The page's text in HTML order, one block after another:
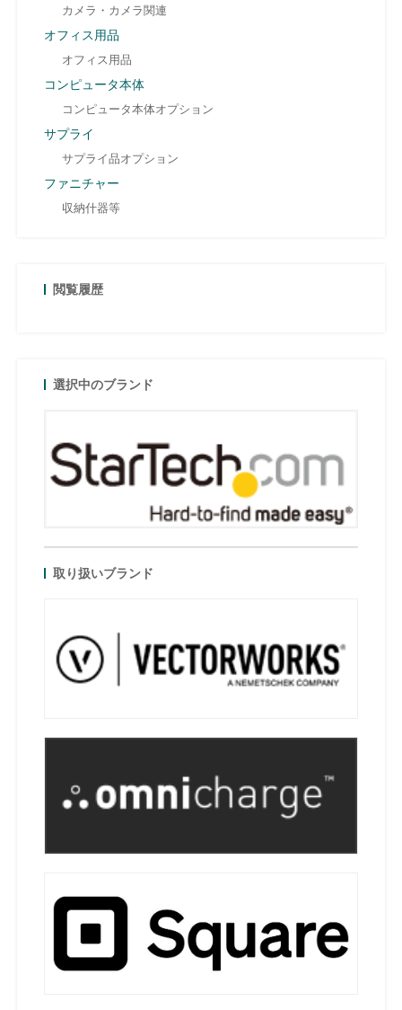
カメラ・カメラ関連
オフィス用品
オフィス用品
コンピュータ本体
コンピュータ本体オプション
サプライ
サプライ品オプション
ファニチャー
収納什器等
閲覧履歴
選択中のブランド
取り扱いブランド